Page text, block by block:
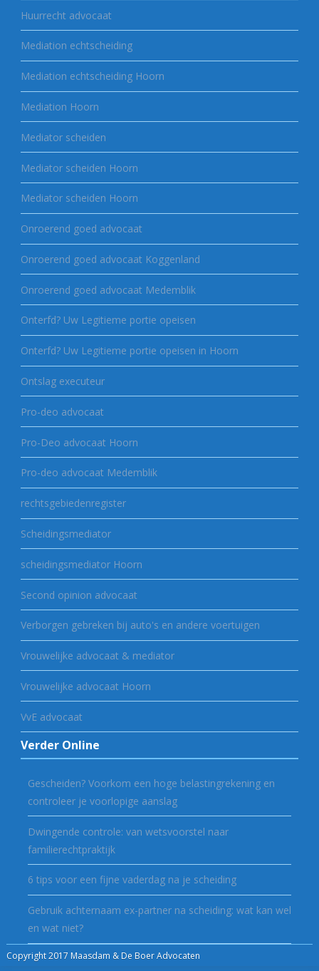
Huurrecht advocaat
Mediation echtscheiding
Mediation echtscheiding Hoorn
Mediation Hoorn
Mediator scheiden
Mediator scheiden Hoorn
Mediator scheiden Hoorn
Onroerend goed advocaat
Onroerend goed advocaat Koggenland
Onroerend goed advocaat Medemblik
Onterfd? Uw Legitieme portie opeisen
Onterfd? Uw Legitieme portie opeisen in Hoorn
Ontslag executeur
Pro-deo advocaat
Pro-Deo advocaat Hoorn
Pro-deo advocaat Medemblik
rechtsgebiedenregister
Scheidingsmediator
scheidingsmediator Hoorn
Second opinion advocaat
Verborgen gebreken bij auto's en andere voertuigen
Vrouwelijke advocaat & mediator
Vrouwelijke advocaat Hoorn
VvE advocaat
Verder Online
Gescheiden? Voorkom een hoge belastingrekening en
controleer je voorlopige aanslag
Dwingende controle: van wetsvoorstel naar
familierechtpraktijk
6 tips voor een fijne vaderdag na je scheiding
Gebruik achternaam ex-partner na scheiding: wat kan wel
en wat niet?
Copyright 2017 Maasdam & De Boer Advocaten